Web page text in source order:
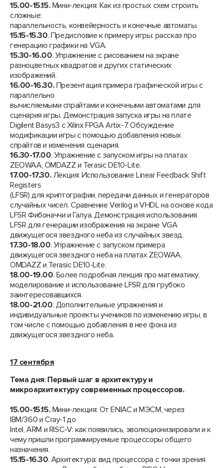
15.00-15.15. Мини-лекция: Как из простых схем строить
сложные:
параллельность, конвейерность и конечные автоматы.
15.15-15.30. Предисловие к примеру игры: рассказ про
генерацию графики на VGA.
15.30-16.00. Упражнение с рисованием на экране
разноцветных квадратов и других статических
изображений.
16.00-16.30. Презентация примера графической игры с
параллельно
вычисляемыми спрайтами и конечными автоматами для
сценария игры. Демонстрация запуска игры на плате
Digilent Basys3 с Xilinx FPGA Artix-7. Обсуждение
модификации игры с помощью добавления новых
спрайтов и изменения сценария.
16.30-17.00. Упражнение с запуском игры на платах
ZEOWAA, OMDAZZ и Terasic DE10-Lite.
17.00-17.30. Лекция: Использование Linear Feedback Shift
Registers
(LFSR) для криптографии, передачи данных и генераторов
случайных чисел. Сравнение Verilog и VHDL на основе кода
LFSR Фибоначчи и Галуа. Демонстрация использования
LFSR для генерации изображения на экране VGA
движущегося звездного неба из случайных звезд.
17.30-18.00. Упражнение с запуском примера
движущегося звездного неба на платах ZEOWAA,
OMDAZZ и Terasic DE10-Lite.
18.00-19.00. Более подробная лекция про математику,
моделирование и использование LFSR для грубоко
заинтересовавшихся.
18.00-21.00. Дополнительные упражнения и
индивидуальные проекты учеников по изменению игры, в
том числе с помощью добавления в нее фона из
движущегося звездного неба.
17 сентября
Тема дня: Первый шаг в архитектуру и
микроархитектуру современных процессоров.
15.00-15.15. Мини-лекция: От ENIAC и МЭСМ, через
IBM/360 и Cray-1 до
Intel, ARM и RISC-V: как появились, эволюционизировали и к
чему пришли программируемые процессоры общего
назначения.
15.15-16.30. Архитектура: вид процессора с точки зрения